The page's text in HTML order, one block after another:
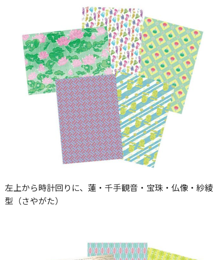
左上から時計回りに、蓮・千手観音・宝珠・仏像・紗綾
型（さやがた）